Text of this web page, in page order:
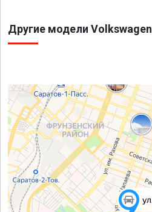
Другие модели Volkswagen